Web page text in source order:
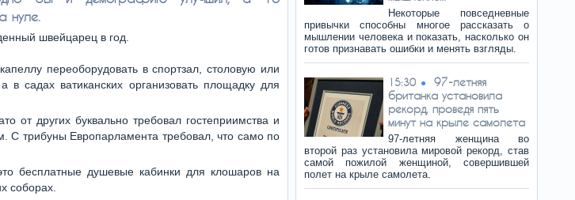
нуле.
швейцарец в год.
переоборудовать в спортзал, столовую или
в садах ватиканских организовать площадку для
от других буквально требовал гостеприимства и
С трибуны Европарламента требовал, что само по
бесплатные душевые кабинки для клошаров на
соборах.
Некоторые повседневные
привычки способны многое рассказать о
мышлении человека и показать, насколько он
готов признавать ошибки и менять взгляды.
15:30
97-летняя
британка установила
рекорд, проведя пять
минут на крыле самолета
97-летняя женщина во
второй раз установила мировой рекорд, став
самой пожилой женщиной, совершившей
полет на крыле самолета.